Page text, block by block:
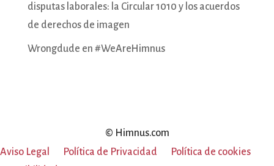
disputas laborales: la Circular 1010 y los acuerdos
de derechos de imagen
Wrongdude en #WeAreHimnus
© Himnus.com
Aviso Legal
Política de Privacidad
Política de cookies